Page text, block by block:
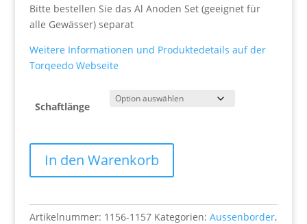
Bitte bestellen Sie das Al Anoden Set (geeignet für
alle Gewässer) separat
Weitere Informationen und Produktedetails auf der
Torqeedo Webseite
Schaftlänge
S/L
In den Warenkorb
Artikelnummer: 1156-1157 Kategorien: Aussenborder,